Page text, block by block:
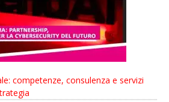
competenze, consulenza e servizi